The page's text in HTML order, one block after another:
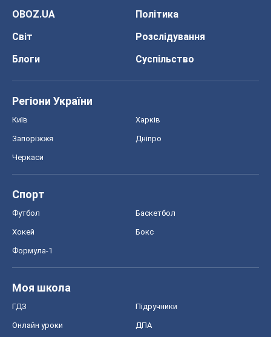
OBOZ.UA
Політика
Світ
Розслідування
Блоги
Суспільство
Регіони України
Київ Харків
Запоріжжя Дніпро
Черкаси
Спорт
Футбол Баскетбол
Хокей Бокс
Формула-1
Моя школа
ГДЗ Підручники
Онлайн уроки ДПА